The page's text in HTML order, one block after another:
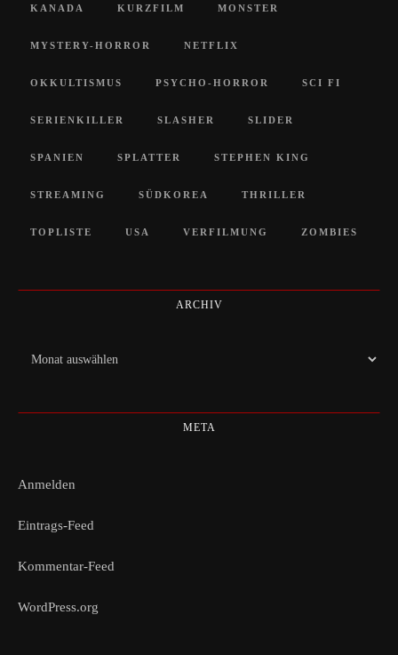
KANADA KURZFILM MONSTER
MYSTERY-HORROR NETFLIX
OKKULTISMUS PSYCHO-HORROR SCI FI
SERIENKILLER SLASHER SLIDER
SPANIEN SPLATTER STEPHEN KING
STREAMING SÜDKOREA THRILLER
TOPLISTE USA VERFILMUNG ZOMBIES
ARCHIV
Archiv
META
Anmelden
Eintrags-Feed
Kommentar-Feed
WordPress.org